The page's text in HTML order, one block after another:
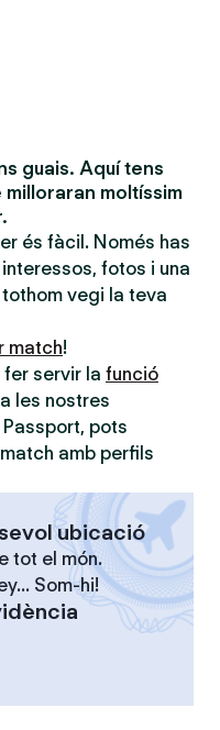
guais. Aquí tens
moltíssim
és fàcil. Només has
fotos i una
vegi la teva
match!
servir la funció
les nostres
Passport, pots
amb perfils
ubicació
tot el món.
Som-hi!